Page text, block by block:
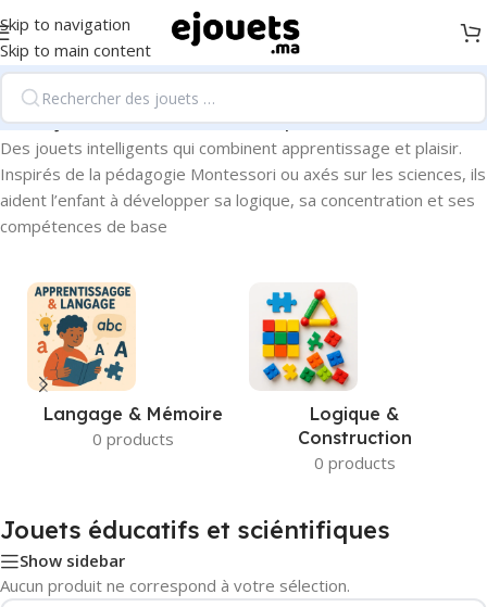
Skip to navigation
Skip to main content
Accueil/Jouets éducatifs et sciéntifiques
Des jouets intelligents qui combinent apprentissage et plaisir.
Inspirés de la pédagogie Montessori ou axés sur les sciences, ils
aident l’enfant à développer sa logique, sa concentration et ses
compétences de base
Langage & Mémoire
0 products
Logique &
Construction
0 products
Jouets éducatifs et sciéntifiques
Show sidebar
Aucun produit ne correspond à votre sélection.